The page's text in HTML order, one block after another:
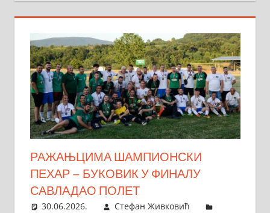
РАЖАЊЦИМА ШАМПИОНСКИ
ПЕХАР – БУКОВИК У ФИНАЛУ
САВЛАДАО ПОЛЕТ
30.06.2026. Стефан Живковић